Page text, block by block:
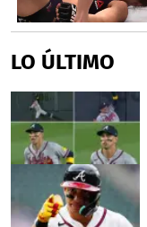
LO ÚLTIMO